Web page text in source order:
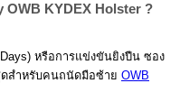
KYDEX Holster ?
หรือการแข่งขันยิงปืน ซอง
สำหรับคนถนัดมือซ้าย OWB